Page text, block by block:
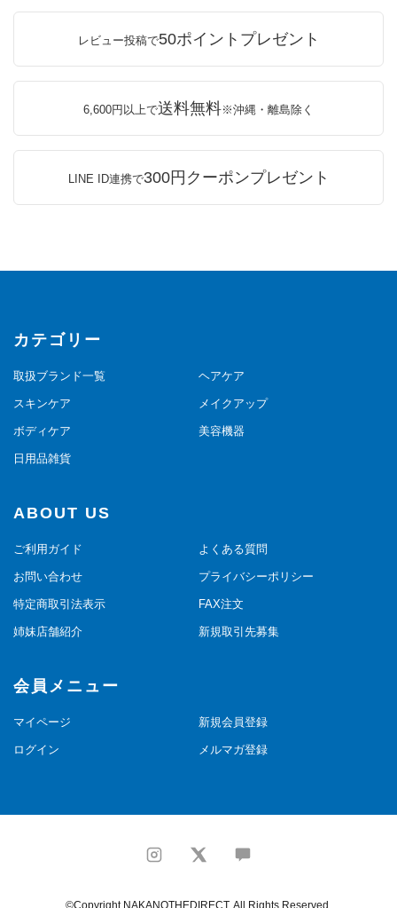
レビュー投稿で50ポイントプレゼント
6,600円以上で送料無料※沖縄・離島除く
LINE ID連携で300円クーポンプレゼント
カテゴリー
取扱ブランド一覧 ヘアケア
スキンケア メイクアップ
ボディケア 美容機器
日用品雑貨
ABOUT US
ご利用ガイド よくある質問
お問い合わせ プライバシーポリシー
特定商取引法表示 FAX注文
姉妹店舗紹介 新規取引先募集
会員メニュー
マイページ 新規会員登録
ログイン メルマガ登録
©Copyright NAKANOTHEDIRECT. All Rights Reserved.